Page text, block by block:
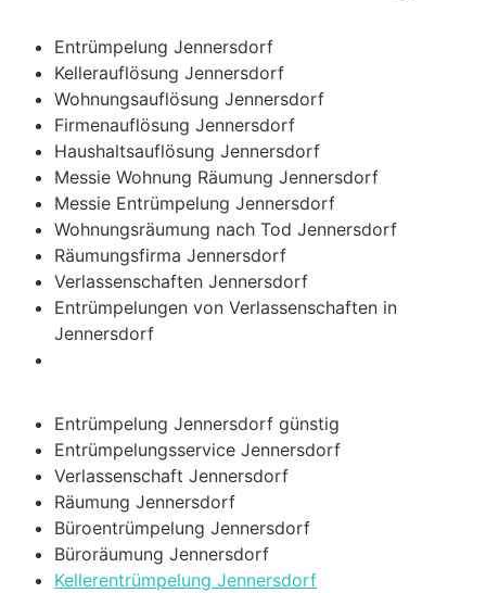
Entrümpelung Jennersdorf
Kellerauflösung Jennersdorf
Wohnungsauflösung Jennersdorf
Firmenauflösung Jennersdorf
Haushaltsauflösung Jennersdorf
Messie Wohnung Räumung Jennersdorf
Messie Entrümpelung Jennersdorf
Wohnungsräumung nach Tod Jennersdorf
Räumungsfirma Jennersdorf
Verlassenschaften Jennersdorf
Entrümpelungen von Verlassenschaften in
Jennersdorf
Entrümpelung Jennersdorf günstig
Entrümpelungsservice Jennersdorf
Verlassenschaft Jennersdorf
Räumung Jennersdorf
Büroentrümpelung Jennersdorf
Büroräumung Jennersdorf
Kellerentrümpelung Jennersdorf